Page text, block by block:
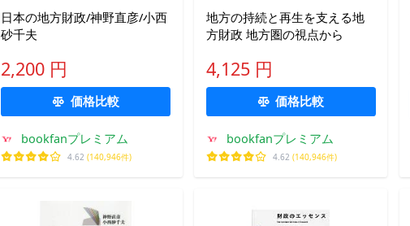
日本の地方財政/神野直彦/小西
砂千夫
2,200 円
価格比較
bookfanプレミアム
4.62 (140,946件)
地方の持続と再生を支える地
方財政 地方圏の視点から
4,125 円
価格比較
bookfanプレミアム
4.62 (140,946件)